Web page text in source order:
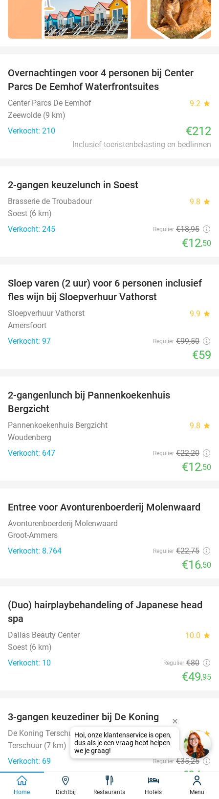
Overnachtingen voor 4 personen bij Center
Parcs De Eemhof Waterfrontsuites
Center Parcs De Eemhof 9.2 star
Zeewolde (9 km)
Verkocht: 210
€212
Inclusief toeristenbelasting en bedlinnen
2-gangen keuzelunch in Soest
Brasserie de Troubadour 9.8 star
Soest (6 km)
Verkocht: 245
Regulier €18,95
€12,50
41%
Sloep varen (2 uur) voor 6 personen inclusief
fles wijn bij Sloepverhuur Vathorst
Sloepverhuur Vathorst 9.9 star
Amersfoort
Verkocht: 97
Regulier €99,50
€59
2-gangenlunch bij Pannenkoekenhuis
Bergzicht
Pannenkoekenhuis Bergzicht 9.8 star
Woudenberg
Verkocht: 647
Regulier €22,20
€12,50
27%
Entree voor Avonturenboerderij Molenwaard
Avonturenboerderij Molenwaard
Groot-Ammers
Verkocht: 8.764
Regulier €22,75
€16,50
38%
(Duo) hairplaybehandeling of Japanese head
spa
Dallas Beauty Center 10.0 star
Soest (6 km)
Verkocht: 10
Regulier €80
€49,95
3-gangen keuzediner bij De Koning
De Koning Terschuur 9.7 star
Terschuur (7 km)
Verkocht: 69
Regulier €35,25
€24,95
Home Dichtbij Restaurants Hotels Menu